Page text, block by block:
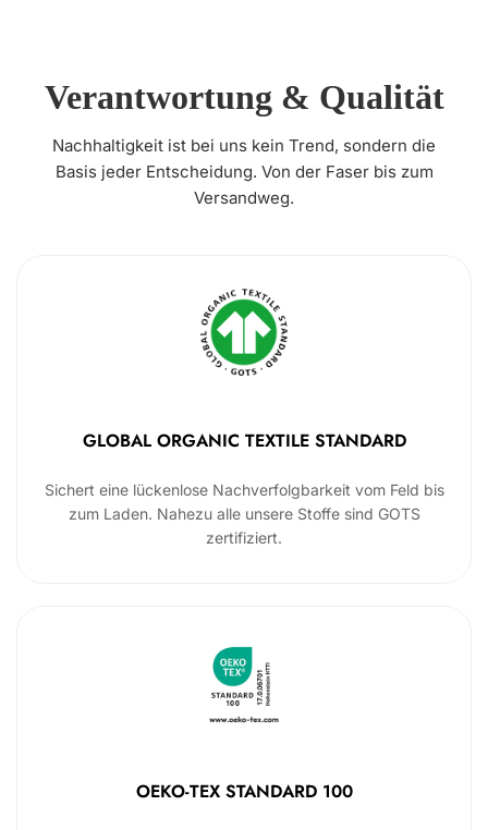
Verantwortung & Qualität
Nachhaltigkeit ist bei uns kein Trend, sondern die
Basis jeder Entscheidung. Von der Faser bis zum
Versandweg.
GLOBAL ORGANIC TEXTILE STANDARD
Sichert eine lückenlose Nachverfolgbarkeit vom Feld bis
zum Laden. Nahezu alle unsere Stoffe sind GOTS
zertifiziert.
OEKO-TEX STANDARD 100